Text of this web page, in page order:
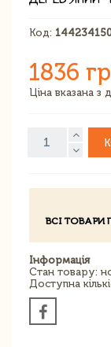
Код:
1836
Ціна вказана з
ВСІ ТОВАРИ
Інформація
Стан товару:
Доступна